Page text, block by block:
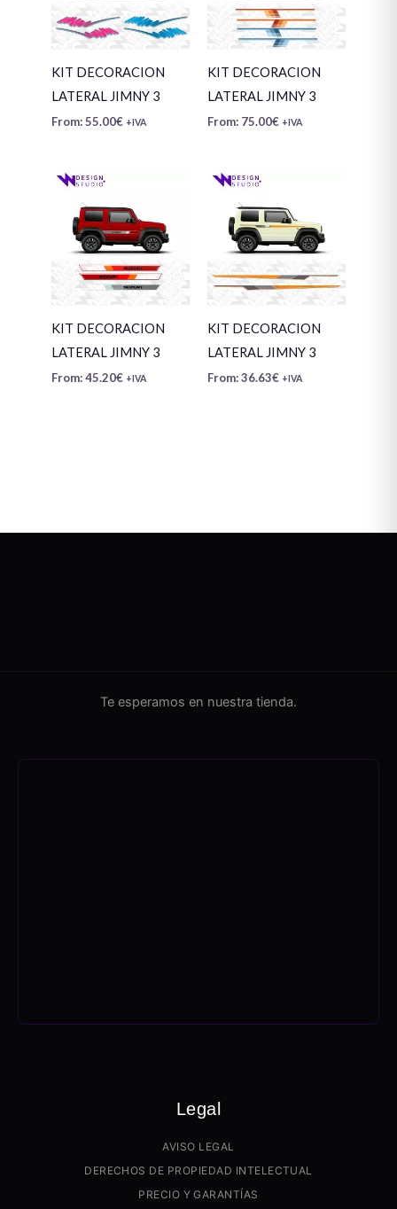
KIT DECORACION
LATERAL JIMNY 3
From:55.00€ +IVA
KIT DECORACION
LATERAL JIMNY 3
From: 75.00€ +IVA
KIT DECORACION
LATERAL JIMNY 3
From:45.20€ +IVA
KIT DECORACION
LATERAL JIMNY 3
From:36.63€ +IVA
Te esperamos en nuestra tienda.
Legal
AVISO LEGAL
DERECHOS DE PROPIEDAD INTELECTUAL
PRECIO Y GARANTÍAS